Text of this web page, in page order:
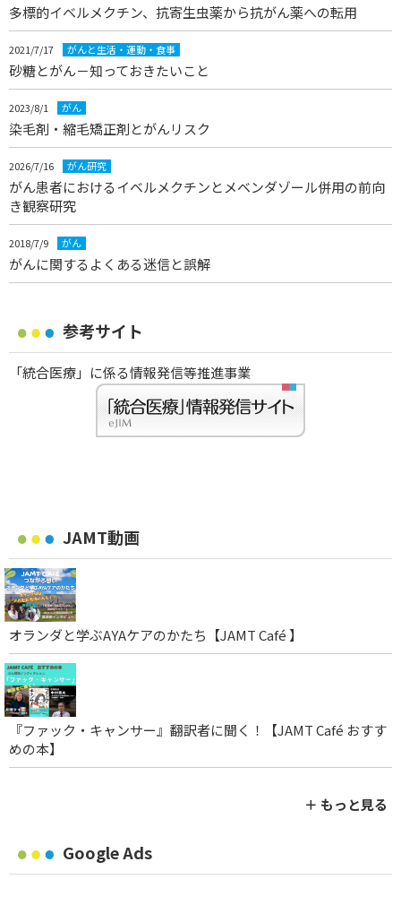
多標的イベルメクチン、抗寄生虫薬から抗がん薬への転用
2021/7/17 がんと生活・運動・食事
砂糖とがん－知っておきたいこと
2023/8/1 がん
染毛剤・縮毛矯正剤とがんリスク
2026/7/16 がん研究
がん患者におけるイベルメクチンとメベンダゾール併用の前向
き観察研究
2018/7/9 がん
がんに関するよくある迷信と誤解
参考サイト
「統合医療」に係る情報発信等推進事業
JAMT動画
オランダと学ぶAYAケアのかたち【JAMT Café 】
『ファック・キャンサー』翻訳者に聞く！【JAMT Café おすす
めの本】
＋ もっと見る
Google Ads